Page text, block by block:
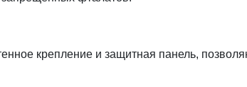
крепление и защитная панель,